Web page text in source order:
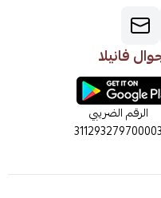
فانيلا
الرقم الضريبي
311293279700003